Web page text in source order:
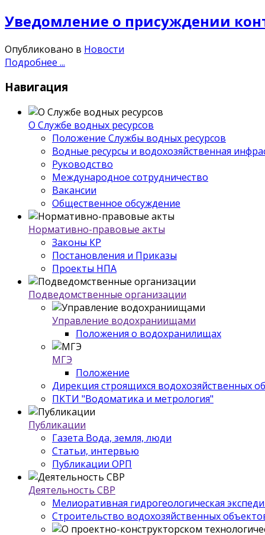
Уведомление о присуждении
Опубликовано в Новости
Подробнее ...
Навигация
О Службе водных ресурсов
Положение Службы водных ресурсов
Водные ресурсы и водохозяйственная
Руководство
Международное сотрудничество
Вакансии
Общественное обсуждение
Нормативно-правовые акты
Законы КР
Постановления и Приказы
Проекты НПА
Подведомственные организации
Управление водохраниищами
Положения о водохранилищах
МГЭ
Положение
Дирекция строящихся водохозяйственных
ПКТИ "Водоматика и метрология"
Публикации
Газета Вода, земля, люди
Статьи, интервью
Публикации ОРП
Деятельность СВР
Мелиоративная гидрогеологическая
Строительство водохозяйственных